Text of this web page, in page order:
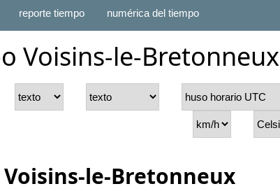
reporte tiempo numérica del tiempo
Voisins-le-Bretonneux
le-Bretonneux